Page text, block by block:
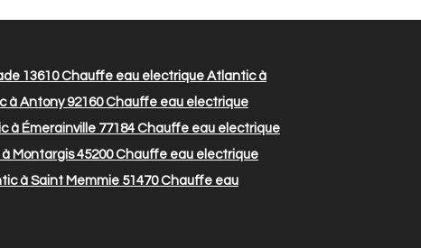
13610Chauffe eau electrique Atlantic à
à Antony 92160Chauffe eau electrique
Émerainville 77184 Chauffe eau electrique
Montargis 45200Chauffe eau electrique
à Saint Memmie 51470Chauffe eau